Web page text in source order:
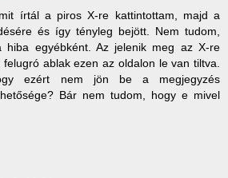
írtál a piros X-re kattintottam, majd a
és így tényleg bejött. Nem tudom,
hiba egyébként. Az jelenik meg az X-re
ablak ezen az oldalon le van tiltva.
ezért nem jön be a megjegyzés
Bár nem tudom, hogy e mivel